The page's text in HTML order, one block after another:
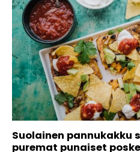
Suolainen pannukakku
puremat punaiset